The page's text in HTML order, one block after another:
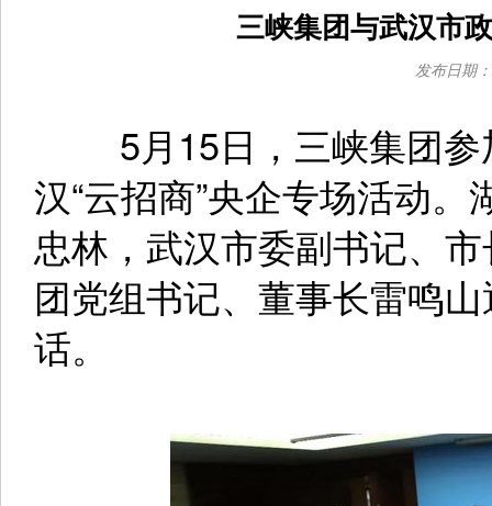
三峡集团与武汉市
发布日期
5月15日，三峡集团参
汉“云招商”央企专场活动
忠林，武汉市委副书记、
团党组书记、董事长雷鸣
话。